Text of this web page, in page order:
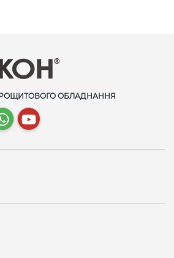
ОБЛАДНАННЯ